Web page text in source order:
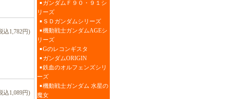
込1,782円)
込1,089円)
ガンダムＦ９０・９１シ
リーズ
ＳＤガンダムシリーズ
機動戦士ガンダムAGEシ
リーズ
Gのレコンギスタ
ガンダムORIGIN
鉄血のオルフェンズシリ
ーズ
機動戦士ガンダム 水星の
魔女